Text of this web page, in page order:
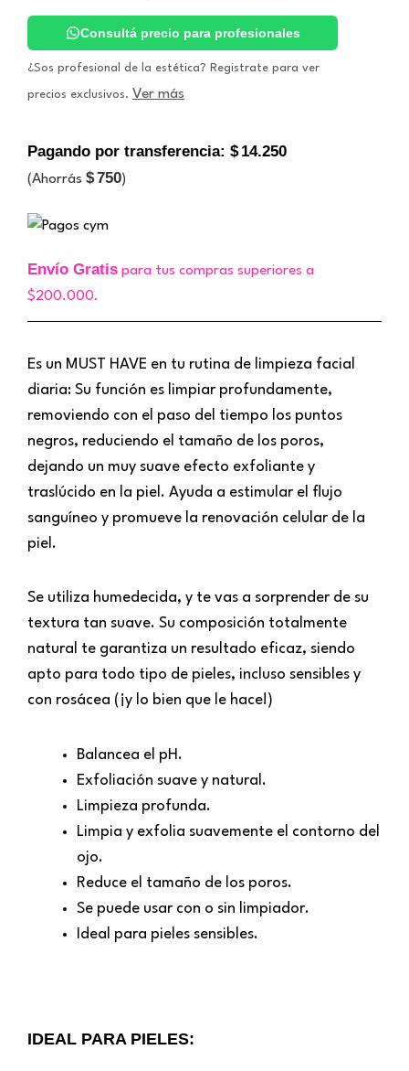
Konjac
Original
Natural.
Coony
cantidad
Consultá precio para profesionales
¿Sos profesional de la estética? Registrate para ver
precios exclusivos. Ver más
Pagando por transferencia: $ 14.250
(Ahorrás $750)
Envío Gratis para tus compras superiores a
$200.000.
Es un MUST HAVE en tu rutina de limpieza facial
diaria: Su función es limpiar profundamente,
removiendo con el paso del tiempo los puntos
negros, reduciendo el tamaño de los poros,
dejando un muy suave efecto exfoliante y
traslúcido en la piel. Ayuda a estimular el flujo
sanguíneo y promueve la renovación celular de la
piel.
Se utiliza humedecida, y te vas a sorprender de su
textura tan suave. Su composición totalmente
natural te garantiza un resultado eficaz, siendo
apto para todo tipo de pieles, incluso sensibles y
con rosácea (¡y lo bien que le hace!)
Balancea el pH.
Exfoliación suave y natural.
Limpieza profunda.
Limpia y exfolia suavemente el contorno del
ojo.
Reduce el tamaño de los poros.
Se puede usar con o sin limpiador.
Ideal para pieles sensibles.
IDEAL PARA PIELES: